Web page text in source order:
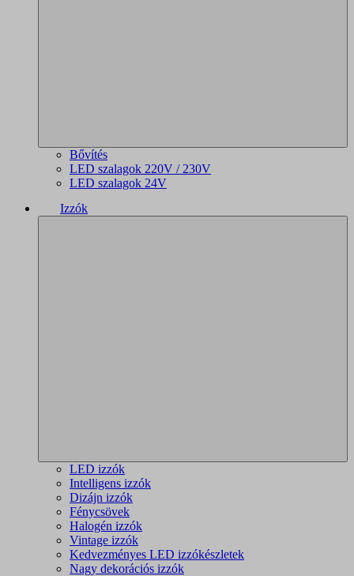
Bővítés
LED szalagok 220V / 230V
LED szalagok 24V
Izzók
LED izzók
Intelligens izzók
Dizájn izzók
Fénycsövek
Halogén izzók
Vintage izzók
Kedvezményes LED izzókészletek
Nagy dekorációs izzók